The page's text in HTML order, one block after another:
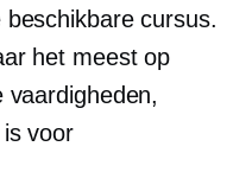
cursus.
het meest op
vaardigheden,
voor